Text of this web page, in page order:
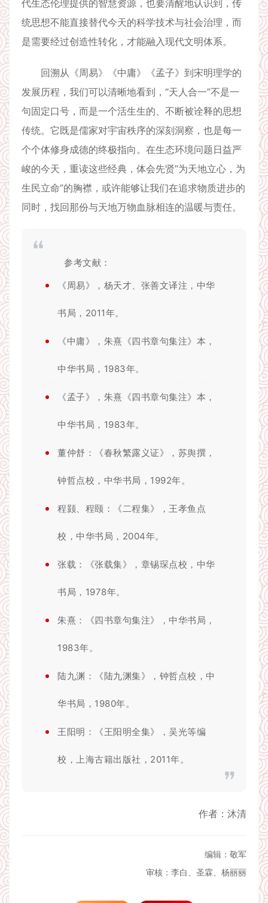
代生态伦理提供的智慧资源，也要清醒地认识到，传
统思想不能直接替代今天的科学技术与社会治理，而
是需要经过创造性转化，才能融入现代文明体系。
回溯从《周易》《中庸》《孟子》到宋明理学的
发展历程，我们可以清晰地看到，“天人合一”不是一
句固定口号，而是一个活生生的、不断被诠释的思想
传统。它既是儒家对宇宙秩序的深刻洞察，也是每一
个个体修身成德的终极指向。在生态环境问题日益严
峻的今天，重读这些经典，体会先贤“为天地立心，为
生民立命”的胸襟，或许能够让我们在追求物质进步的
同时，找回那份与天地万物血脉相连的温暖与责任。
参考文献：
《周易》，杨天才、张善文译注，中华
书局，2011年。
《中庸》，朱熹《四书章句集注》本，
中华书局，1983年。
《孟子》，朱熹《四书章句集注》本，
中华书局，1983年。
董仲舒：《春秋繁露义证》，苏舆撰，
钟哲点校，中华书局，1992年。
程颢、程颐：《二程集》，王孝鱼点
校，中华书局，2004年。
张载：《张载集》，章锡琛点校，中华
书局，1978年。
朱熹：《四书章句集注》，中华书局，
1983年。
陆九渊：《陆九渊集》，钟哲点校，中
华书局，1980年。
王阳明：《王阳明全集》，吴光等编
校，上海古籍出版社，2011年。
作者：沐清
编辑：敬军
审核：李白、圣霖、杨丽丽